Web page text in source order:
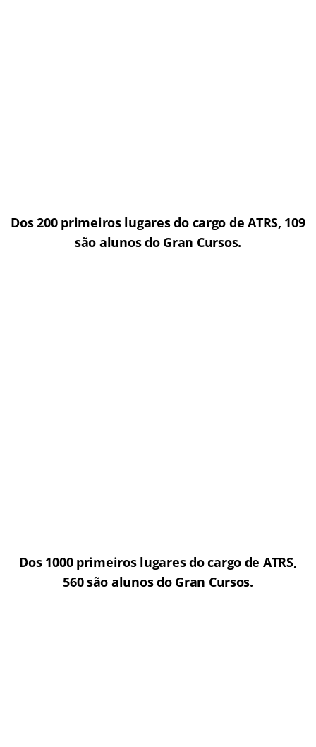
Dos 200 primeiros lugares do cargo de ATRS, 109
são alunos do Gran Cursos.
Dos 1000 primeiros lugares do cargo de ATRS,
560 são alunos do Gran Cursos.